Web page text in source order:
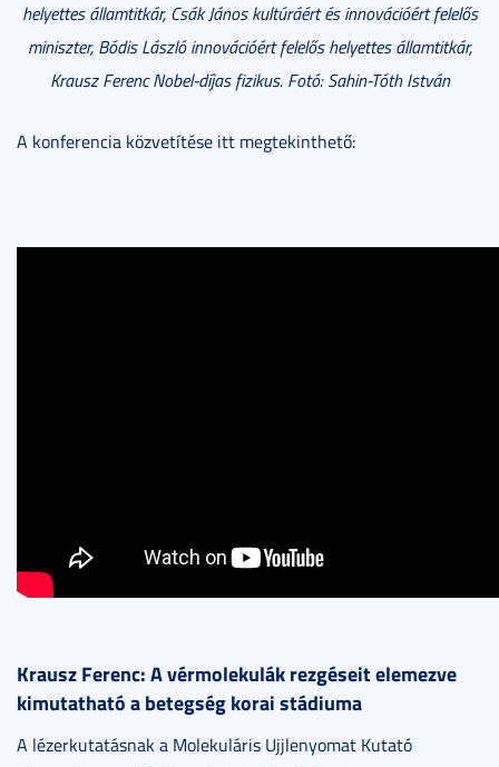
helyettes államtitkár, Csák János kultúráért és innovációért felelős
miniszter, Bódis László innovációért felelős helyettes államtitkár,
Krausz Ferenc Nobel-díjas fizikus. Fotó: Sahin-Tóth István
A konferencia közvetítése itt megtekinthető:
Krausz Ferenc: A vérmolekulák rezgéseit elemezve
kimutatható a betegség korai stádiuma
A lézerkutatásnak a Molekuláris Ujjlenyomat Kutató